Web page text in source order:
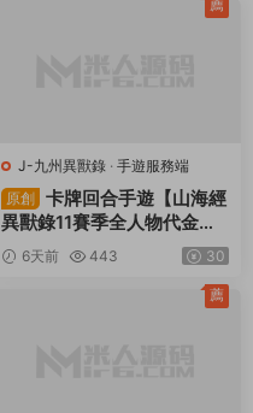
J-九州異獸錄 · 手遊服務端
原創
卡牌回合手遊【山海經
異獸錄11賽季全人物代金券
内購版】Win一鍵服務端+授
權GM後台+管理後台+熱更
修改工具+安卓+視頻架設教
6天前 443 30
薦
薦